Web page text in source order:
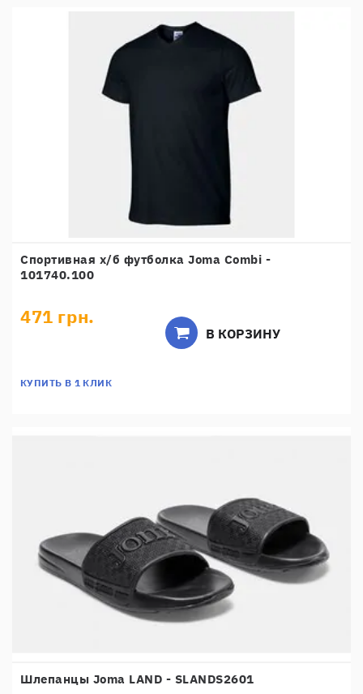
Спортивная х/б футболка Joma Combi -
101740.100
471 грн.
КУПИТЬ В 1 КЛИК
В КОРЗИНУ
Шлепанцы Joma LAND - SLANDS2601